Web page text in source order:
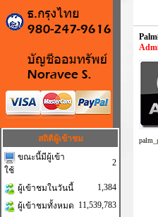
สถิติผู้เข้าชม
ขณะนี้มีผู้เข้า
ใช้
2
ผู้เข้าชมในวันนี้
1,384
ผู้เข้าชมทั้งหมด 11,539,783